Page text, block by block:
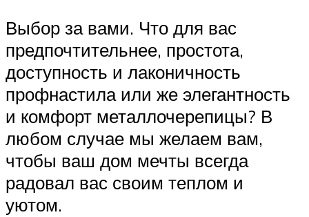
Выбор за вами. Что для вас
предпочтительнее, простота,
доступность и лаконичность
профнастила или же элегантность
и комфорт металлочерепицы? В
любом случае мы желаем вам,
чтобы ваш дом мечты всегда
радовал вас своим теплом и
уютом.